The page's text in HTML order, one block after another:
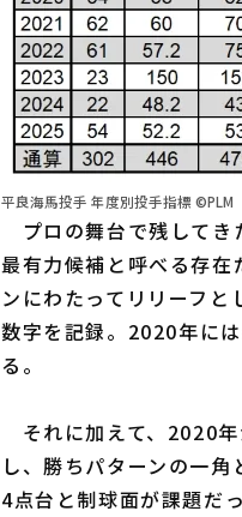
平良海馬投手 年度別投手指標 ©PLM
プロの舞台で残してき
最有力候補と呼べる存
ンにわたってリリーフ
数字を記録。2020年に
る。
それに加えて、2020
し、勝ちパターンの一
4点台と制球面が課題だ